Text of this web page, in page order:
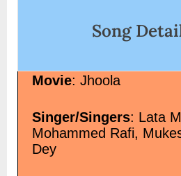
link">Read More<span
Song
Movie: Jhoola
Singer/Singers: Lata
Mohammed Rafi,
Dey